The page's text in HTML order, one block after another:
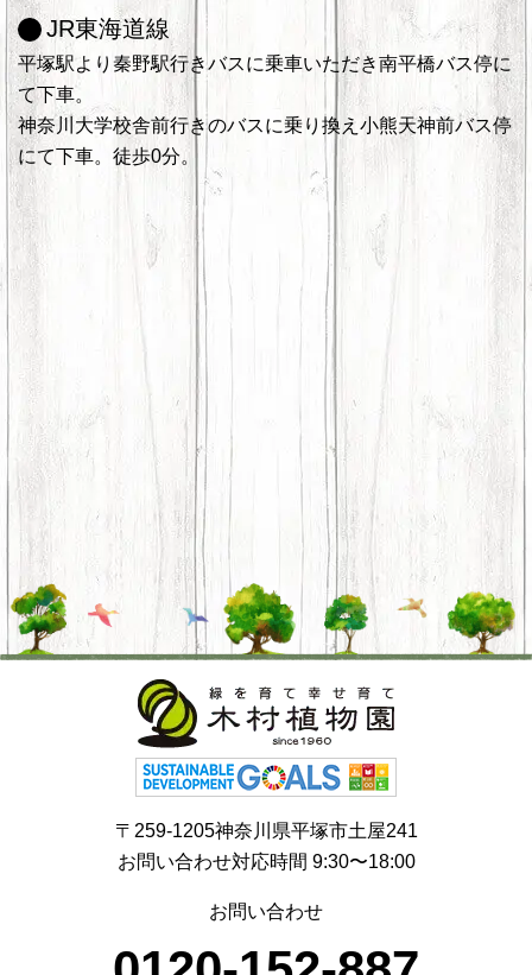
JR東海道線
平塚駅より秦野駅行きバスに乗車いただき南平橋バス停に
て下車。
神奈川大学校舎前行きのバスに乗り換え小熊天神前バス停
にて下車。徒歩0分。
〒259-1205神奈川県平塚市土屋241
お問い合わせ対応時間 9:30〜18:00
お問い合わせ